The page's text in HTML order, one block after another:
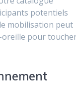
potentiels
mobilisation peut
oreille pour